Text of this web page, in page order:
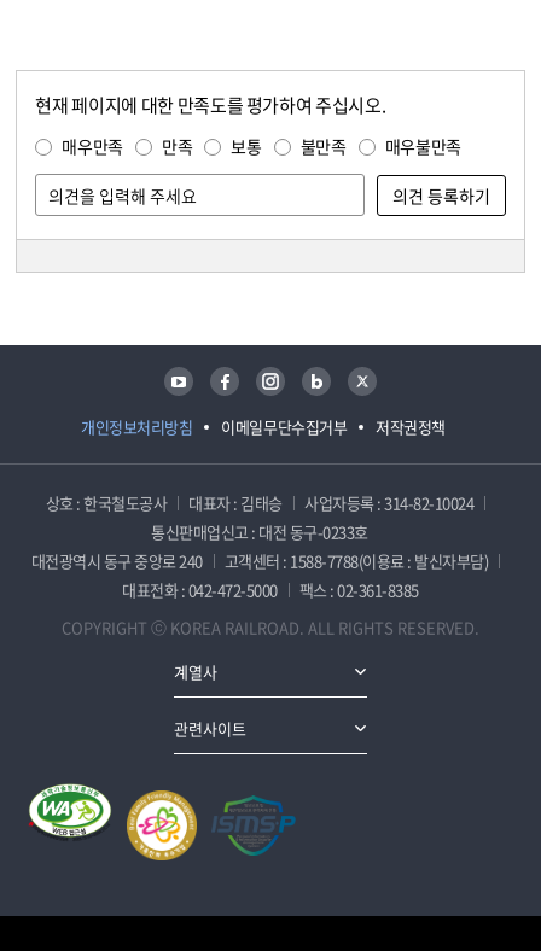
현재 페이지에 대한 만족도를 평가하여 주십시오.
매우만족 만족 보통 불만족 매우불만족
개인정보처리방침 이메일무단수집거부 저작권정책
유튜브 페이스북 인스타그램 블로그 트위터
상호 : 한국철도공사 대표자 : 김태승
사업자등록 : 314-82-10024
통신판매업신고 : 대전 동구-0233호
대전광역시 동구 중앙로 240
고객센터 : 1588-7788(이용료 : 발신자부담)
대표전화 : 042-472-5000
팩스 : 02-361-8385
COPYRIGHT ⓒ KOREA RAILROAD. ALL RIGHTS RESERVED.
계열사
관련사이트